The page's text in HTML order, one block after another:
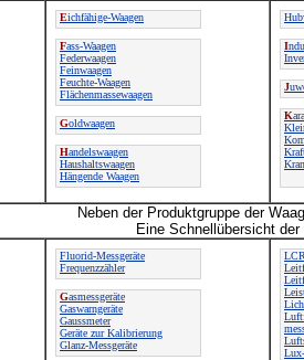
Eichfähige-Waagen
Fass-Waagen
Federwaagen
Feinwaagen
Feuchte-Waagen
Flächenmassewaagen
Goldwaagen
Handelswaagen
Haushaltswaagen
Hängende Waagen
I
J
K
Neben der Produktgruppe der
Eine Schnellübersicht
Fluorid-Messgeräte
Frequenzzähler
Gasmessgeräte
Gaswarngeräte
Gaussmeter
Geräte zur Kalibrierung
Glanz-Messgeräte